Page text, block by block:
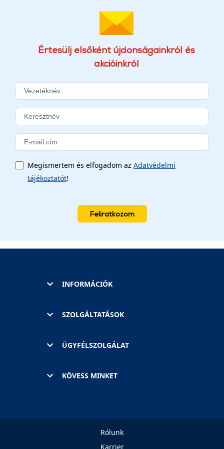
Értesülj elsőként újdonságainkról és
akcióinkról
Megismertem és elfogadom az Adatvédelmi
tájékoztatót!
Feliratkozom
INFORMÁCIÓK
SZOLGÁLTATÁSOK
ÜGYFÉLSZOLGÁLAT
KÖVESS MINKET
Rólunk
Karrier